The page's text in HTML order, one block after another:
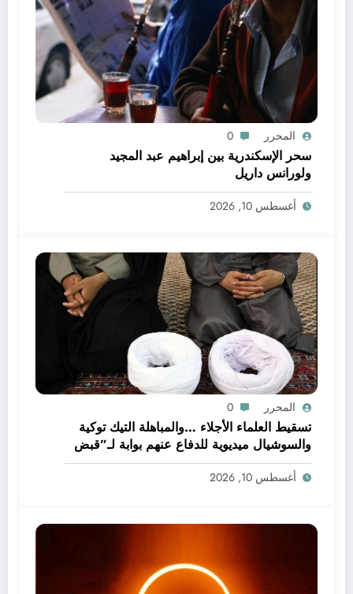
المحرر 0
سحر الإسكندرية بين إبراهيم عبد المجيد
ولورانس داريل
أغسطس 10, 2026
المحرر 0
تسقيط العلماء الأجلاء …والمباهلة التيك توكية
والسوشيال ميديوية للدفاع عنهم بوابة لـ”قبض
العلم”ونافذته !!
أغسطس 10, 2026